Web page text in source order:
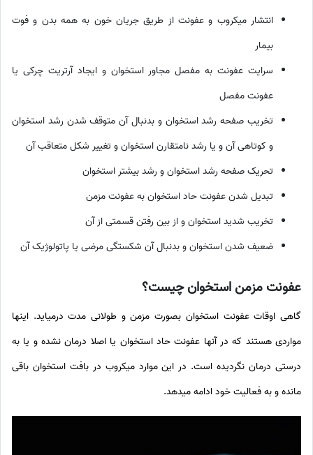
انتشار میکروب و عفونت از طریق جریان خون به همه بدن و فوت
بیمار
سرایت عفونت به مفصل مجاور استخوان و ایجاد آرتریت چرکی یا
عفونت مفصل
تخریب صفحه رشد استخوان و بدنبال آن متوقف شدن رشد استخوان
و کوتاهی آن و یا رشد نامتقارن استخوان و تغییر شکل متعاقب آن
تحریک صفحه رشد استخوان و رشد بیشتر استخوان
تبدیل شدن عفونت حاد استخوان به عفونت مزمن
تخریب شدید استخوان و از بین رفتن قسمتی از آن
ضعیف شدن استخوان و بدنبال آن شکستگی مرضی یا پاتولوژیک آن
عفونت مزمن استخوان چیست؟
گاهی اوقات عفونت استخوان بصورت مزمن و طولانی مدت درمیاید. اینها
مواردی هستند که در آنها عفونت حاد استخوان یا اصلا درمان نشده و یا به
درستی درمان نگردیده است. در این موارد میکروب در بافت استخوان باقی
مانده و به فعالیت خود ادامه میدهد.